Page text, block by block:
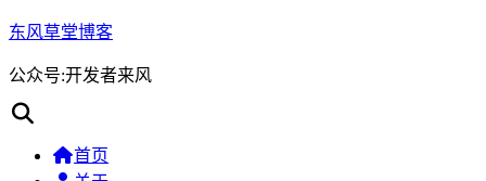
东风草堂博客
公众号:开发者来风
首页